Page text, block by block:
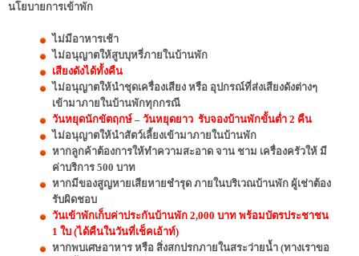
นโยบายการเข้าพัก
ไม่มีอาหารเช้า
ไม่อนุญาตให้สูบบุหรี่ภายในบ้านพัก
เสียงดังได้ทั้งคืน
ไม่อนุญาตให้นำชุดเครื่องเสียง หรือ อุปกรณ์ที่ส่งเสียงดังต่างๆ
เข้ามาภายในบ้านพักทุกกรณี
วันหยุดนักขัตฤกษ์ – วันหยุดยาว รับจองบ้านพักขั้นต่ำ 2 คืน
ไม่อนุญาตให้นำสัตว์เลี้ยงเข้ามาภายในบ้านพัก
หากลูกค้าต้องการให้ทำความสะอาด จาน ชาม เครื่องครัวให้ มี
ค่าบริการ 500 บาท
หากมีของสูญหายเสียหายชำรุด ภายในบริเวณบ้านพัก ผู้เช่าต้อง
รับผิดชอบ
วันเข้าพักเก็บค่าประกันบ้านพัก 2,000 บาท พร้อมบัตรประชาชน
1 ใบ (ได้คืนในวันที่เช็คเอ้าท์)
หากพบเศษอาหาร หรือ สิ่งสกปรกภายในสระว่ายน้ำ (ทางเราขอ